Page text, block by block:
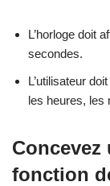
L’horloge doit
secondes.
L’utilisateur
les heures, les
Concevez
fonction